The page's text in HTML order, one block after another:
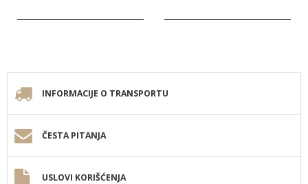
INFORMACIJE O TRANSPORTU
ČESTA PITANJA
USLOVI KORIŠĆENJA